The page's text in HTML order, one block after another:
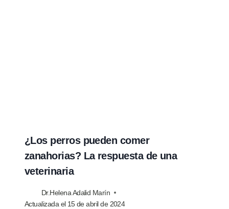
¿Los perros pueden comer
zanahorias? La respuesta de una
veterinaria
Dr.Helena Adalid Marín
Actualizada el 15 de abril de 2024